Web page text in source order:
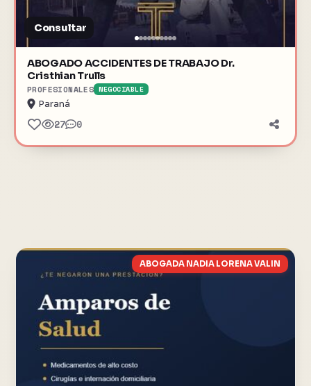
Consultar
ABOGADO ACCIDENTES DE TRABAJO Dr.
Cristhian Trulls
PROFESIONALES NEGOCIABLE
Paraná
27 0
ABOGADA NADIA LORENA VALIN